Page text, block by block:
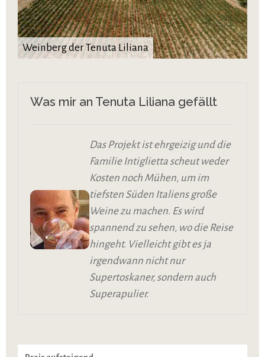
Weinberg der Tenuta Liliana
Was mir an Tenuta Liliana gefällt
Das Projekt ist ehrgeizig und die
Familie Intiglietta scheut weder
Kosten noch Mühen, um im
tiefsten Süden Italiens große
Weine zu machen. Es wird
spannend zu sehen, wo die Reise
hingeht. Vielleicht gibt es ja
irgendwann nicht nur
Supertoskaner, sondern auch
Superapulier.